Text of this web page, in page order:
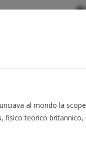
al mondo la
fisico teorico britannico,